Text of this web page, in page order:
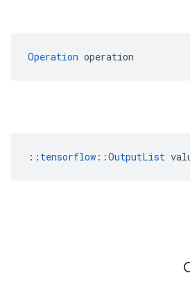
Operation operation
:: tensorflow::OutputList